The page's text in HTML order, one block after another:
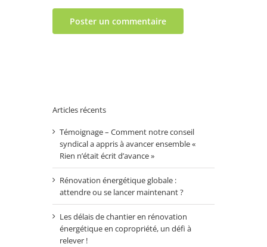
Articles récents
Témoignage – Comment notre conseil
syndical a appris à avancer ensemble «
Rien n’était écrit d’avance »
Rénovation énergétique globale :
attendre ou se lancer maintenant ?
Les délais de chantier en rénovation
énergétique en copropriété, un défi à
relever !